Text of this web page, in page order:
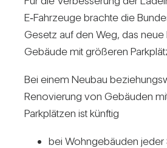
E‑Fahrzeuge brachte die
Gesetz auf den Weg, das neue
Gebäude mit grö­ßeren
Bei einem Neubau
Reno­vie­rung von Gebäuden
Park­plätzen ist künftig
bei Wohn­ge­bäuden jeder